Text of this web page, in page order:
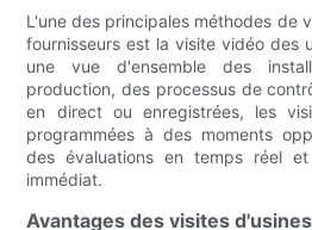
L'une des principales méthodes de
fournisseurs est la visite vidéo des
une vue d'ensemble des
production, des processus de
en direct ou enregistrées, les
programmées à des moments
des évaluations en temps réel
immédiat.
Avantages des visites